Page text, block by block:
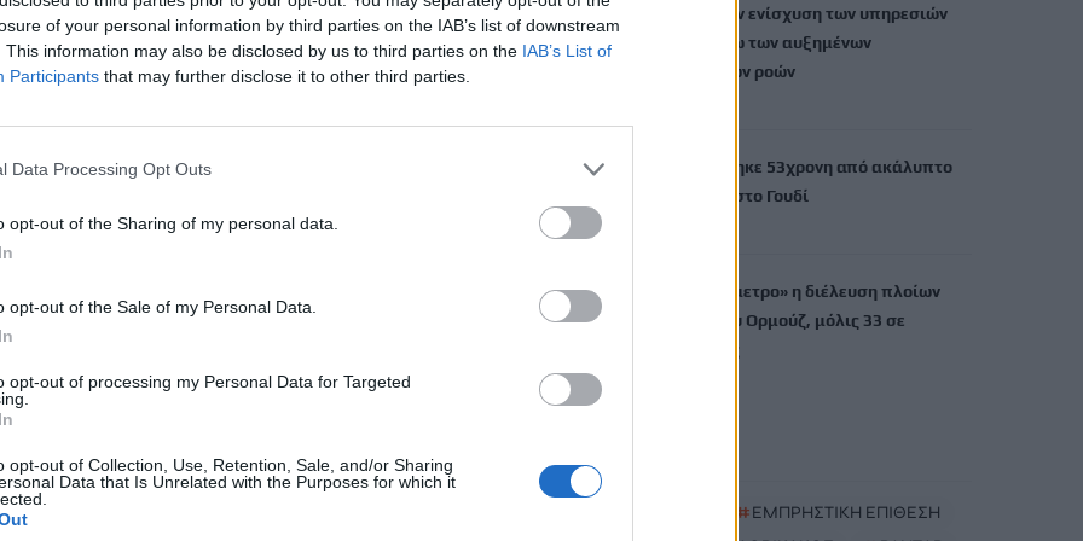
of your personal information by third parties on the IAB’s list of downstream
This information may also be disclosed by us to third parties on the IAB’s List of
Participants that may further disclose it to other third parties.
Data Processing Opt Outs
opt-out of the Sharing of my personal data.
opt-out of the Sale of my Personal Data.
opt-out of processing my Personal Data for Targeted
opt-out of Collection, Use, Retention, Sale, and/or Sharing
Data that Is Unrelated with the Purposes for which it
ΓΝΩΜΕΣ
Κρήτη 2030: Τουρισμός, ανάπτυξη και
ημέρας
τουρισμός μπορεί…
Λιμενικό: Ζητούν ενίσχυση των υπηρεσιών
στην Κρήτη λόγω των αυξημένων
μεταναστευτικών ροών
Νεκρή ανασύρθηκε 53χρονη από ακάλυπτο
πολυκατοικίας στο Γουδί
Με το «σταγονόμετρο» η διέλευση πλοίων
από το Στενό του Ορμούζ, μόλις 33 σε
#ΕΜΠΡΗΣΤΙΚΗ ΕΠΙΘΕΣΗ